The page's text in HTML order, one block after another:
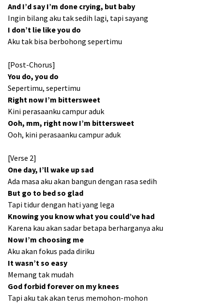
And I’d say I’m done crying, but baby
Ingin bilang aku tak sedih lagi, tapi sayang
I don’t lie like you do
Aku tak bisa berbohong sepertimu
[Post-Chorus]
You do, you do
Sepertimu, sepertimu
Right now I’m bittersweet
Kini perasaanku campur aduk
Ooh, mm, right now I’m bittersweet
Ooh, kini perasaanku campur aduk
[Verse 2]
One day, I’ll wake up sad
Ada masa aku akan bangun dengan rasa sedih
But go to bed so glad
Tapi tidur dengan hati yang lega
Knowing you know what you could’ve had
Karena kau akan sadar betapa berharganya aku
Now I’m choosing me
Aku akan fokus pada diriku
It wasn’t so easy
Memang tak mudah
God forbid forever on my knees
Tapi aku tak akan terus memohon-mohon